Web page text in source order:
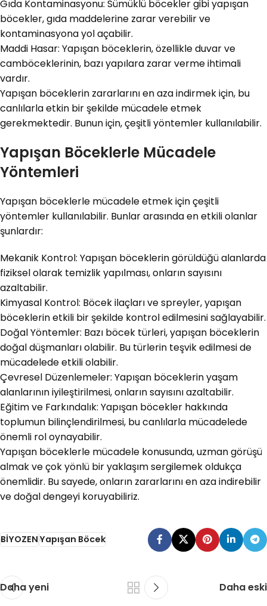
Gıda Kontaminasyonu: Sümüklü böcekler gibi yapışan
böcekler, gıda maddelerine zarar verebilir ve
kontaminasyona yol açabilir.
Maddi Hasar: Yapışan böceklerin, özellikle duvar ve
camböceklerinin, bazı yapılara zarar verme ihtimali
vardır.
Yapışan böceklerin zararlarını en aza indirmek için, bu
canlılarla etkin bir şekilde mücadele etmek
gerekmektedir. Bunun için, çeşitli yöntemler kullanılabilir.
Yapışan Böceklerle Mücadele
Yöntemleri
Yapışan böceklerle mücadele etmek için çeşitli
yöntemler kullanılabilir. Bunlar arasında en etkili olanlar
şunlardır:
Mekanik Kontrol: Yapışan böceklerin görüldüğü alanlarda
fiziksel olarak temizlik yapılması, onların sayısını
azaltabilir.
Kimyasal Kontrol: Böcek ilaçları ve spreyler, yapışan
böceklerin etkili bir şekilde kontrol edilmesini sağlayabilir.
Doğal Yöntemler: Bazı böcek türleri, yapışan böceklerin
doğal düşmanları olabilir. Bu türlerin teşvik edilmesi de
mücadelede etkili olabilir.
Çevresel Düzenlemeler: Yapışan böceklerin yaşam
alanlarının iyileştirilmesi, onların sayısını azaltabilir.
Eğitim ve Farkındalık: Yapışan böcekler hakkında
toplumun bilinçlendirilmesi, bu canlılarla mücadelede
önemli rol oynayabilir.
Yapışan böceklerle mücadele konusunda, uzman görüşü
almak ve çok yönlü bir yaklaşım sergilemek oldukça
önemlidir. Bu sayede, onların zararlarını en aza indirebilir
ve doğal dengeyi koruyabiliriz.
BİYOZENYapışan Böcek
Daha yeni Daha eski